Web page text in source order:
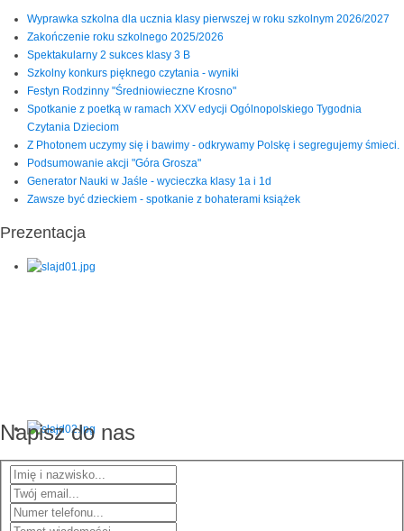
Wyprawka szkolna dla ucznia klasy pierwszej w roku szkolnym 2026/2027
Zakończenie roku szkolnego 2025/2026
Spektakularny 2 sukces klasy 3 B
Szkolny konkurs pięknego czytania - wyniki
Festyn Rodzinny "Średniowieczne Krosno"
Spotkanie z poetką w ramach XXV edycji Ogólnopolskiego Tygodnia
Czytania Dzieciom
Z Photonem uczymy się i bawimy - odkrywamy Polskę i segregujemy śmieci.
Podsumowanie akcji "Góra Grosza"
Generator Nauki w Jaśle - wycieczka klasy 1a i 1d
Zawsze być dzieckiem - spotkanie z bohaterami książek
Prezentacja
Napisz do nas